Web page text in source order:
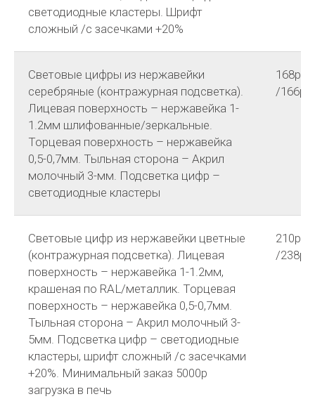
светодиодные кластеры. Шрифт
сложный /с засечками +20%
Световые цифры из нержавейки
серебряные (контражурная подсветка).
Лицевая поверхность – нержавейка 1-
1.2мм шлифованные/зеркальные.
Торцевая поверхность – нержавейка
0,5-0,7мм. Тыльная сторона – Акрил
молочный 3-мм. Подсветка цифр –
светодиодные кластеры
168р
/166р
Световые цифр из нержавейки цветные
(контражурная подсветка). Лицевая
поверхность – нержавейка 1-1.2мм,
крашеная по RAL/металлик. Торцевая
поверхность – нержавейка 0,5-0,7мм.
Тыльная сторона – Акрил молочный 3-
5мм. Подсветка цифр – светодиодные
кластеры, шрифт сложный /с засечками
+20%. Минимальный заказ 5000р
загрузка в печь
210р
/238р